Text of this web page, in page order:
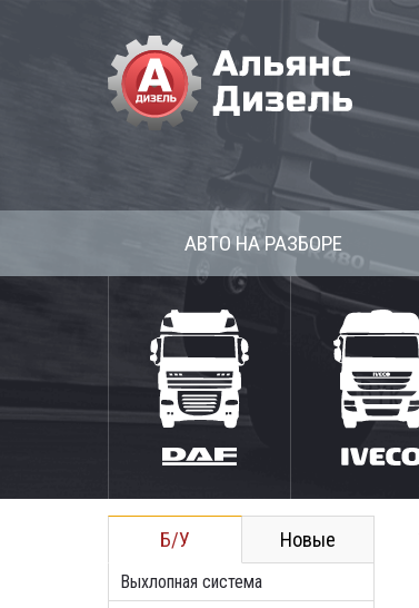
АВТО НА РАЗБОРЕ
Б/У Новые
Выхлопная система